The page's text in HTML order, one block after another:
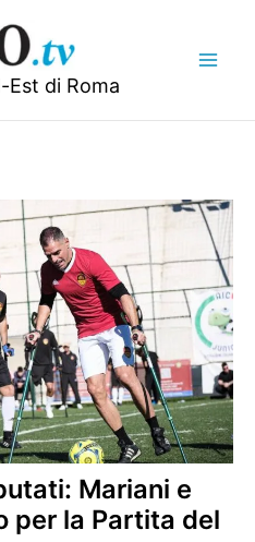
Est di Roma
Mariani e
per la Partita del